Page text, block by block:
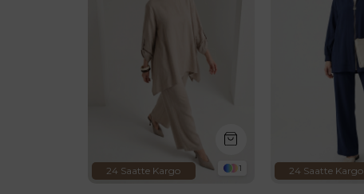
24 Saatte Kargo 24 Saatte Kargo